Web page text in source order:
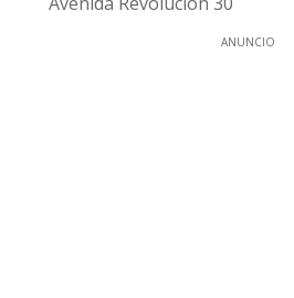
ANUNCIO